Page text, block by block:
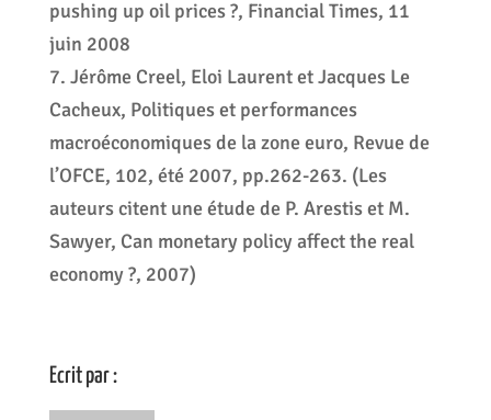
pushing up oil prices ?, Financial Times, 11
juin 2008
7. Jérôme Creel, Eloi Laurent et Jacques Le
Cacheux, Politiques et performances
macroéconomiques de la zone euro, Revue de
l’OFCE, 102, été 2007, pp.262-263. (Les
auteurs citent une étude de P. Arestis et M.
Sawyer, Can monetary policy affect the real
economy ?, 2007)
Ecrit par :